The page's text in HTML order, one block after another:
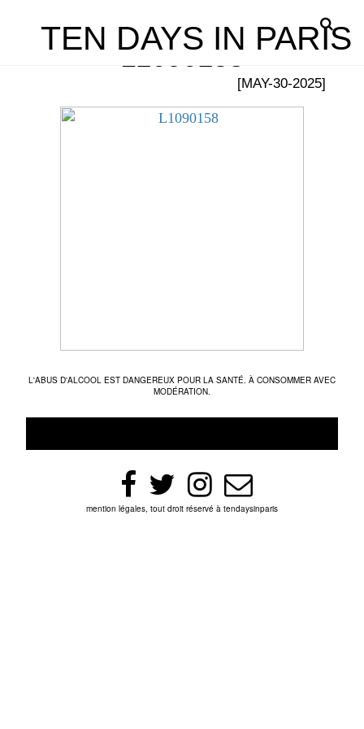
TEN DAYS IN PARIS
L1090158
[MAY-30-2025]
L'ABUS D'ALCOOL EST DANGEREUX POUR LA SANTÉ. À CONSOMMER AVEC
MODÉRATION.
mention légales, tout droit réservé à tendaysinparis